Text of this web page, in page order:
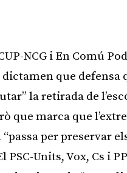
NCG i En Comú
que defensa
la retirada de
que marca que
per preservar
PSC-Units, Vox, Cs i